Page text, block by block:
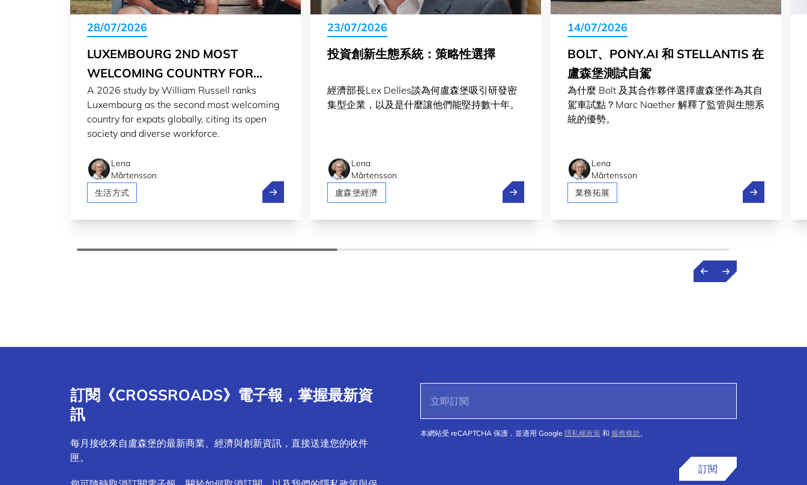
28/07/2026
LUXEMBOURG 2ND MOST
WELCOMING COUNTRY FOR
EXPATS IN 2026
A 2026 study by William Russell ranks
Luxembourg as the second most welcoming
country for expats globally, citing its open
society and diverse workforce.
Lena
Mårtensson
生活方式
Luxembourg 2nd most welcoming country for expats in 2026
23/07/2026
投資創新生態系統：策略性選擇
經濟部長Lex Delles談為何盧森堡吸引研發密
集型企業，以及是什麼讓他們能堅持數十年。
Lena
Mårtensson
盧森堡經濟
投資創新生態系統：策略性選擇
14/07/2026
BOLT、PONY.AI 和 STELLANTIS 在
盧森堡測試自駕
為什麼 Bolt 及其合作夥伴選擇盧森堡作為其自
駕車試點？Marc Naether 解釋了監管與生態系
統的優勢。
Lena
Mårtensson
業務拓展
Bolt、Pony.ai
訂閱《CROSSROADS》電子報，掌握最新資
訊
每月接收來自盧森堡的最新商業、經濟與創新資訊，直接送達您的收件
匣。
本網站受 reCAPTCHA 保護，並適用 Google 隱私權政策 和 服務條款。
訂閱